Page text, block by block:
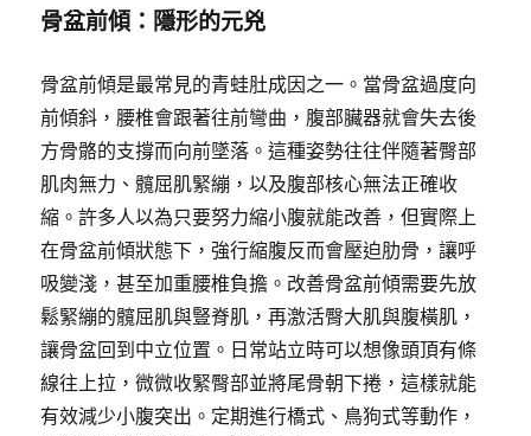
骨盆前傾：隱形的元兇
骨盆前傾是最常見的青蛙肚成因之一。當骨盆過度向
前傾斜，腰椎會跟著往前彎曲，腹部臟器就會失去後
方骨骼的支撐而向前墜落。這種姿勢往往伴隨著臀部
肌肉無力、髖屈肌緊繃，以及腹部核心無法正確收
縮。許多人以為只要努力縮小腹就能改善，但實際上
在骨盆前傾狀態下，強行縮腹反而會壓迫肋骨，讓呼
吸變淺，甚至加重腰椎負擔。改善骨盆前傾需要先放
鬆緊繃的髖屈肌與豎脊肌，再激活臀大肌與腹橫肌，
讓骨盆回到中立位置。日常站立時可以想像頭頂有條
線往上拉，微微收緊臀部並將尾骨朝下捲，這樣就能
有效減少小腹突出。定期進行橋式、鳥狗式等動作，